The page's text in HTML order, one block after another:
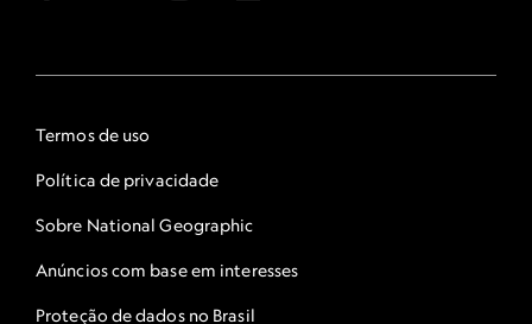
Termos de uso
Política de privacidade
Sobre National Geographic
Anúncios com base em interesses
Proteção de dados no Brasil